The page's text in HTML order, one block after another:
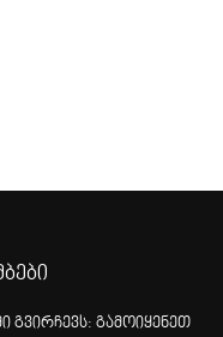
გვირჩევს: გამოიყენეთ